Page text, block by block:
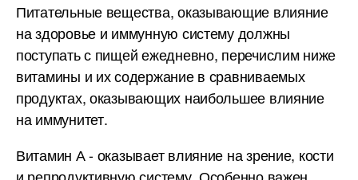
Питательные вещества, оказывающие влияние
на здоровье и иммунную систему должны
поступать с пищей ежедневно, перечислим ниже
витамины и их содержание в сравниваемых
продуктах, оказывающих наибольшее влияние
на иммунитет.
Витамин А - оказывает влияние на зрение, кости